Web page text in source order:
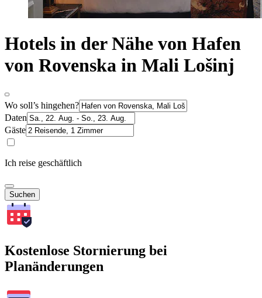
Hotels in der Nähe von Hafen
von Rovenska in Mali Lošinj
Wo soll’s hingehen?
Daten
Gäste
Ich reise geschäftlich
Suchen
Kostenlose Stornierung bei
Planänderungen